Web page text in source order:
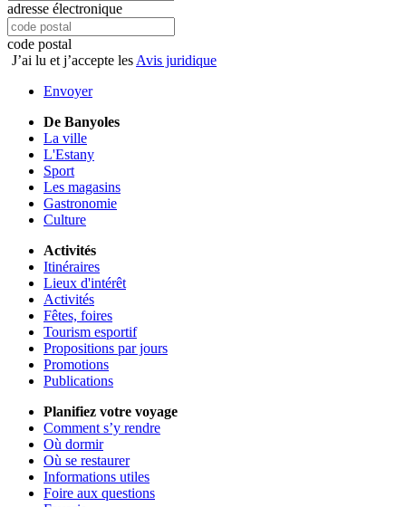
adresse électronique
code postal
J’ai lu et j’accepte les Avis juridique
Envoyer
De Banyoles
La ville
L'Estany
Sport
Les magasins
Gastronomie
Culture
Activités
Itinéraires
Lieux d'intérêt
Activités
Fêtes, foires
Tourism esportif
Propositions par jours
Promotions
Publications
Planifiez votre voyage
Comment s’y rendre
Où dormir
Où se restaurer
Informations utiles
Foire aux questions